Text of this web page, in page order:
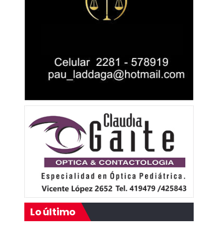
Lo último